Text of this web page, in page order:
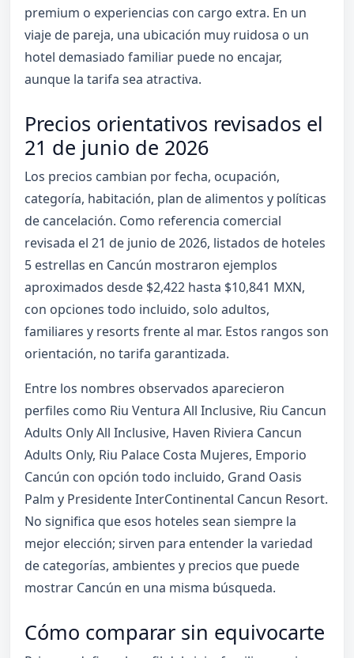
premium o experiencias con cargo extra. En un
viaje de pareja, una ubicación muy ruidosa o un
hotel demasiado familiar puede no encajar,
aunque la tarifa sea atractiva.
Precios orientativos revisados el
21 de junio de 2026
Los precios cambian por fecha, ocupación,
categoría, habitación, plan de alimentos y políticas
de cancelación. Como referencia comercial
revisada el 21 de junio de 2026, listados de hoteles
5 estrellas en Cancún mostraron ejemplos
aproximados desde $2,422 hasta $10,841 MXN,
con opciones todo incluido, solo adultos,
familiares y resorts frente al mar. Estos rangos son
orientación, no tarifa garantizada.
Entre los nombres observados aparecieron
perfiles como Riu Ventura All Inclusive, Riu Cancun
Adults Only All Inclusive, Haven Riviera Cancun
Adults Only, Riu Palace Costa Mujeres, Emporio
Cancún con opción todo incluido, Grand Oasis
Palm y Presidente InterContinental Cancun Resort.
No significa que esos hoteles sean siempre la
mejor elección; sirven para entender la variedad
de categorías, ambientes y precios que puede
mostrar Cancún en una misma búsqueda.
Cómo comparar sin equivocarte